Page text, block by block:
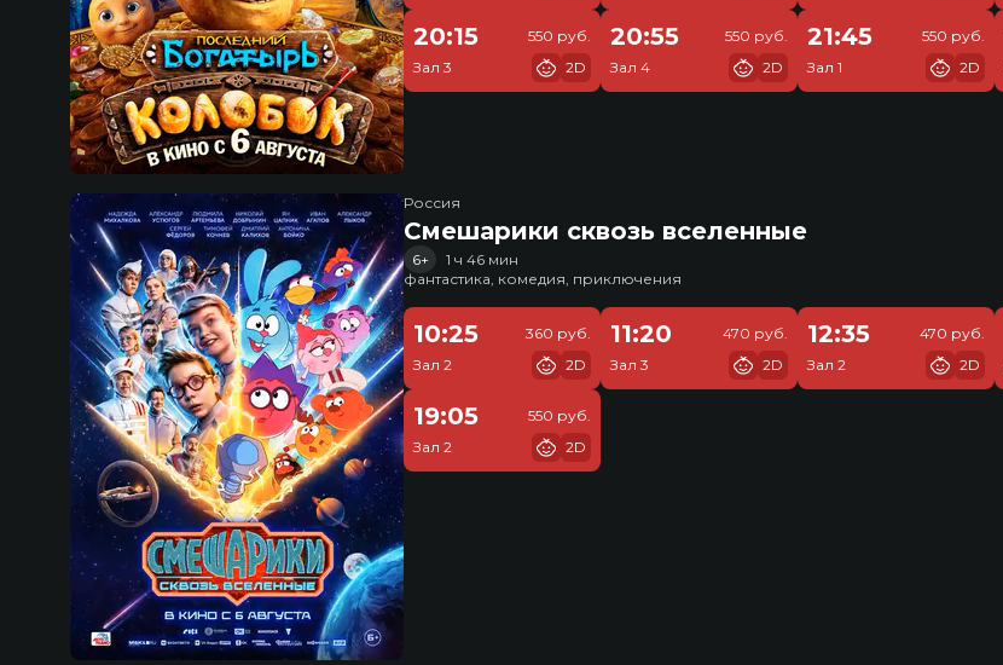
20:15
Зал 3
550 руб.
2D
20:55
Зал 4
550 руб.
2D
21:45
Зал 1
550 руб.
2D
Россия
Смешарики сквозь вселенные
6+
1 ч 46 мин
фантастика, комедия, приключения
10:25
Зал 2
360 руб.
2D
11:20
Зал 3
470 руб.
2D
12:35
Зал 2
470 руб.
2D
19:05
Зал 2
550 руб.
2D